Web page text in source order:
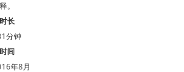
。
长
分钟
间
年8月